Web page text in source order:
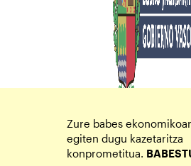
Zure babes
egiten dugu kazetaritza
konprometitua.